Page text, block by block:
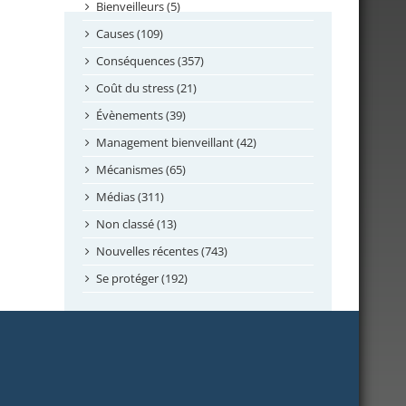
septembre 2024
août 2024
juillet 2024
juin 2024
mai 2024
avril 2024
février 2024
janvier 2024
novembre 2023
octobre 2023
septembre 2023
Bienveilleurs (5)
Causes (109)
Conséquences (357)
Coût du stress (21)
Évènements (39)
Management bienveillant (42)
Mécanismes (65)
Médias (311)
Non classé (13)
Nouvelles récentes (743)
Se protéger (192)